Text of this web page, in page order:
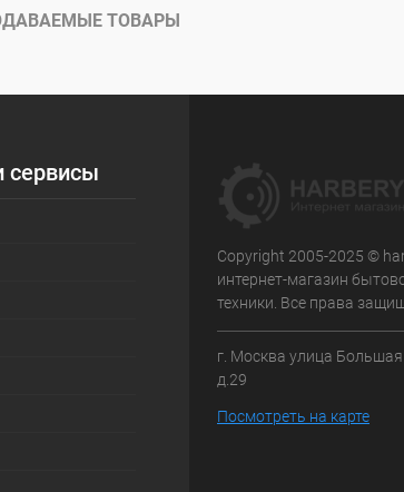
ТОВАРЫ
Copyright 2005-2025 ©
интернет-магазин
техники. Все права
г. Москва улица Большая
д.29
Посмотреть на карте